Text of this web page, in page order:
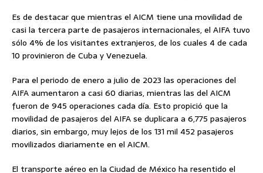
Es de destacar que mientras el AICM tiene una movilidad de
casi la tercera parte de pasajeros internacionales, el AIFA tuvo
sólo 4% de los visitantes extranjeros, de los cuales 4 de cada
10 provinieron de Cuba y Venezuela.
Para el periodo de enero a julio de 2023 las operaciones del
AIFA aumentaron a casi 60 diarias, mientras las del AICM
fueron de 945 operaciones cada día. Esto propició que la
movilidad de pasajeros del AIFA se duplicara a 6,775 pasajeros
diarios, sin embargo, muy lejos de los 131 mil 452 pasajeros
movilizados diariamente en el AICM.
El transporte aéreo en la Ciudad de México ha resentido el